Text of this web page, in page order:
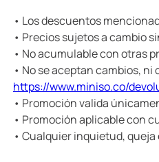
• Los descuentos
• Precios sujetos a cambio
• No acumulable con otras
• No se aceptan cambios,
https://www.miniso.co/
• Promoción valida
• Promoción aplicable con
• Cualquier inquietud,